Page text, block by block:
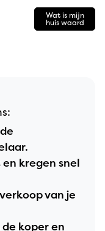
Wat is mijn
huis waard
kregen snel
van je
koper en